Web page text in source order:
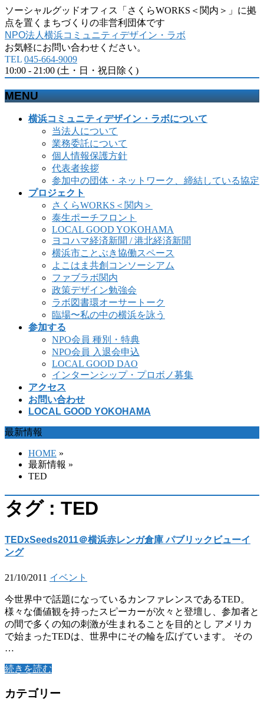
ソーシャルグッドオフィス「さくらWORKS＜関内＞」に拠
点を置くまちづくりの非営利団体です
NPO法人横浜コミュニティデザイン・ラボ
お気軽にお問い合わせください。
TEL 045-664-9009
10:00 - 21:00 (土・日・祝日除く)
MENU
横浜コミュニティデザイン・ラボについて
当法人について
業務委託について
個人情報保護方針
代表者挨拶
参加中の団体・ネットワーク、締結している協定
プロジェクト
さくらWORKS＜関内＞
泰生ポーチフロント
LOCAL GOOD YOKOHAMA
ヨコハマ経済新聞 / 港北経済新聞
横浜市ことぶき協働スペース
よこはま共創コンソーシアム
ファブラボ関内
政策デザイン勉強会
ラボ図書環オーサートーク
臨場〜私の中の横浜を詠う
参加する
NPO会員 種別・特典
NPO会員 入退会申込
LOCAL GOOD DAO
インターンシップ・プロボノ募集
アクセス
お問い合わせ
LOCAL GOOD YOKOHAMA
最新情報
HOME »
最新情報 »
TED
タグ : TED
TEDxSeeds2011＠横浜赤レンガ倉庫 パブリックビューイ
ング
21/10/2011 イベント
今世界中で話題になっているカンファレンスであるTED。
様々な価値観を持ったスピーカーが次々と登壇し、参加者と
の間で多くの知の刺激が生まれることを目的とし アメリカ
で始まったTEDは、世界中にその輪を広げています。 その
…
続きを読む
カテゴリー